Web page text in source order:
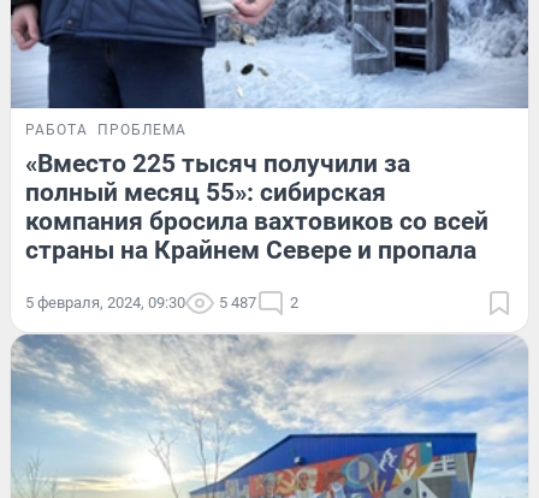
РАБОТА ПРОБЛЕМА
«Вместо 225 тысяч получили за
полный месяц 55»: сибирская
компания бросила вахтовиков со всей
страны на Крайнем Севере и пропала
5 февраля, 2024, 09:30 5 487 2